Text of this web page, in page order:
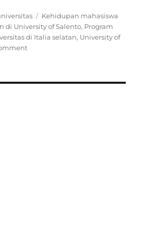
Tags
Kehidupan mahasiswa
di University of Salento, Program
di Italia selatan, University of
on